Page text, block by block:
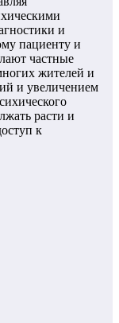
и
пациенту и
частные
жителей и
и увеличением
расти и
к